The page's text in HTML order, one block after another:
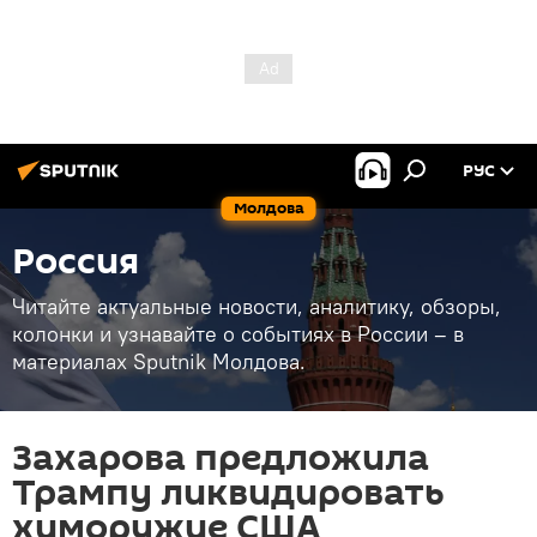
Молдова
РУС
Россия
Читайте актуальные новости, аналитику, обзоры,
колонки и узнавайте о событиях в России – в
материалах Sputnik Молдова.
Захарова предложила
Трампу ликвидировать